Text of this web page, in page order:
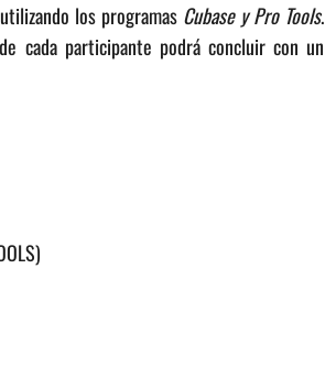
los programas Cubase y Pro Tools.
cada participante podrá concluir con un